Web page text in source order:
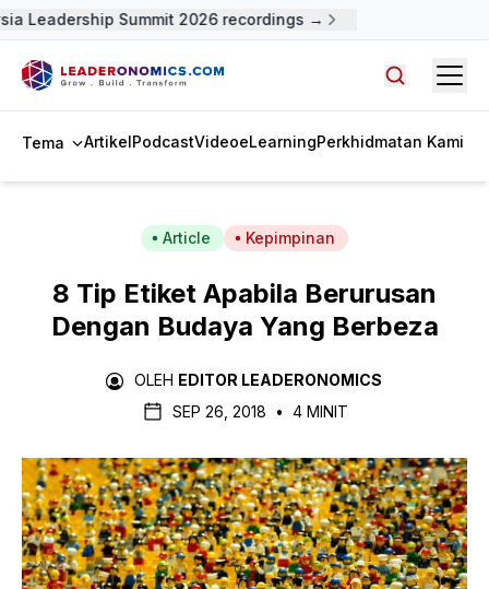
Leadership Summit 2026 recordings →
Tema ArtikelPodcastVideoeLearningPerkhidmatan Kami
Article Kepimpinan
8 Tip Etiket Apabila Berurusan
Dengan Budaya Yang Berbeza
OLEH EDITOR LEADERONOMICS
SEP 26, 2018
• 4 MINIT